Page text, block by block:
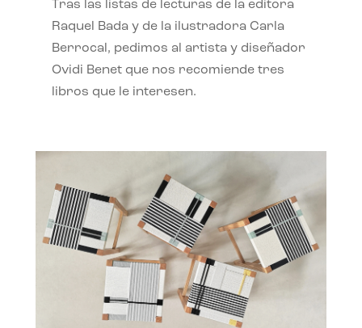
Tras las listas de lecturas de la editora
Raquel Bada y de la ilustradora Carla
Berrocal, pedimos al artista y diseñador
Ovidi Benet que nos recomiende tres
libros que le interesen.